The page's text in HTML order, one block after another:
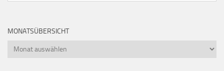
MONATSÜBERSICHT
Monatsübersicht